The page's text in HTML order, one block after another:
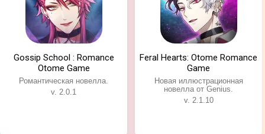
Особенности игры:
Таинственный и мистический сюжет;
Gossip School : Romance
Otome Game
Романтическая новелла.
v. 2.0.1
Feral Hearts: Otome Romance
Game
Новая иллюстрационная
новелла от Genius.
v. 2.1.10